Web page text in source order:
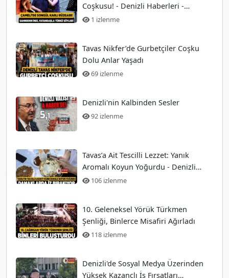
Coşkusu! - Denizli Haberleri -
HABERDENİZLİ.COM
1 izlenme
Tavas Nikfer’de Gurbetçiler Coşku
Dolu Anlar Yaşadı
69 izlenme
Denizli'nin Kalbinden Sesler
92 izlenme
Tavas’a Ait Tescilli Lezzet: Yanık
Aromalı Koyun Yoğurdu - Denizli
Güncel Haberler
106 izlenme
10. Geleneksel Yörük Türkmen
Şenliği, Binlerce Misafiri Ağırladı
118 izlenme
Denizli'de Sosyal Medya Üzerinden
Yüksek Kazançlı İş Fırsatları